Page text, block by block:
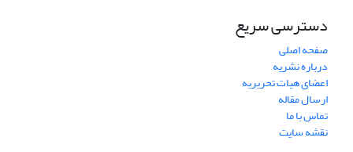
دسترسی سریع
صفحه اصلی
درباره نشریه
اعضای هیات تحریریه
ارسال مقاله
تماس با ما
نقشه سایت